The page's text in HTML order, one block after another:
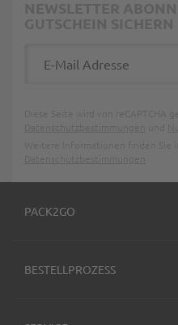
PACK2GO
BESTELLPROZESS